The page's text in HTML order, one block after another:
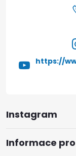
Instagram
Informace
https://